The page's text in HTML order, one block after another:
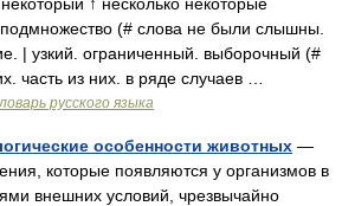
(# слова не были слышны.
| узкий. ограниченный. выборочный (#
часть из них. в ряде случаев …
русского языка
особенности животных —
которые появляются у организмов в
внешних условий, чрезвычайно